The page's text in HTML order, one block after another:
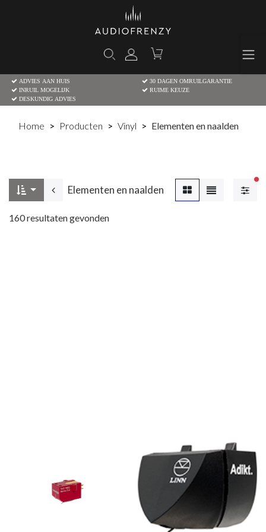
ADVIES AAN HUIS
30 DAGEN OMRUILGARANTIE
INRUIL MOGELIJK
RUIME KEUZE
DESKUNDIG ADVIES
Home Producten Vinyl Elementen en naalden
Elementen en naalden
160resultaten gevonden